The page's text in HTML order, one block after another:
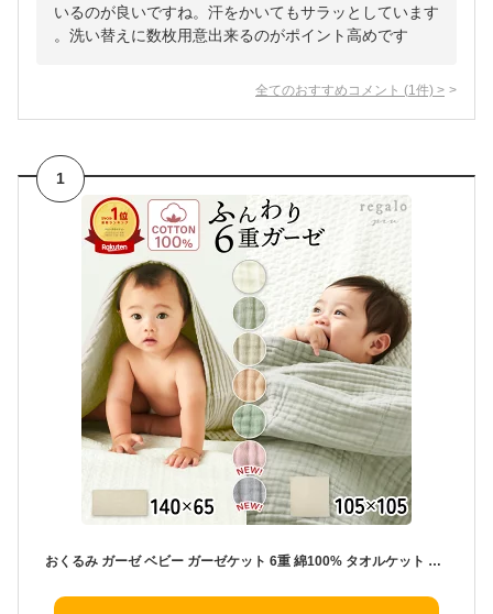
いるのが良いですね。汗をかいてもサラッとしています
。洗い替えに数枚用意出来るのがポイント高めです
全てのおすすめコメント (1 件) >
1
おくるみ ガーゼ ベビー ガーゼケット 6重 綿100% タオルケット 沐浴ガーゼ ベビーケット おくるみガーゼ 夏用 バスタオル 新生児 赤ちゃん 出産祝い 多重ガーゼ 保育園 Mon ami 6重ガーゼ モンアミ regalo piu rv002